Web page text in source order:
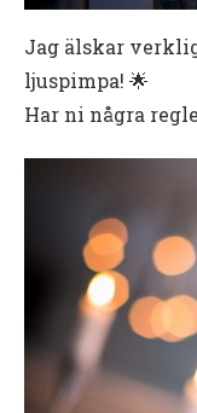
Jag älskar
ljuspimpa! 🌟
Har ni några